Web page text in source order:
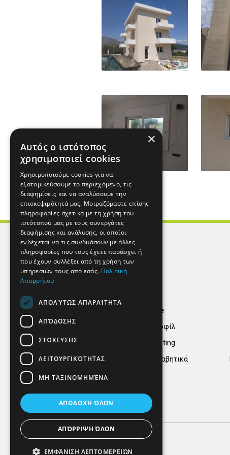
Find Here
Εταιρικό Προφίλ
Digital marketing
Κατηγορίες Αλφαβητικά
×
Αυτός ο ιστότοπος
χρησιμοποιεί cookies
Χρησιμοποιούμε cookies για να
εξατομικεύσουμε το περιεχόμενο, τις
διαφημίσεις και να αναλύσουμε την
επισκεψιμότητά μας. Μοιραζόμαστε επίσης
πληροφορίες σχετικά με τη χρήση του
ιστότοπού μας με τους συνεργάτες
διαφήμισης και ανάλυσης, οι οποίοι
ενδέχεται να τις συνδυάσουν με άλλες
πληροφορίες που τους έχετε παράσχει ή
που έχουν συλλέξει από τη χρήση των
υπηρεσιών τους από εσάς. Πολιτική
Απορρήτου
ΑΠΟΛΎΤΩΣ ΑΠΑΡΑΊΤΗΤΑ
ΑΠΌΔΟΣΗΣ
ΣΤΌΧΕΥΣΗΣ
ΛΕΙΤΟΥΡΓΙΚΌΤΗΤΑΣ
ΜΗ ΤΑΞΙΝΟΜΗΜΈΝΑ
ΑΠΟΔΟΧΉ ΌΛΩΝ
ΑΠΌΡΡΙΨΗ ΌΛΩΝ
ΕΜΦΆΝΙΣΗ ΛΕΠΤΟΜΕΡΕΙΏΝ